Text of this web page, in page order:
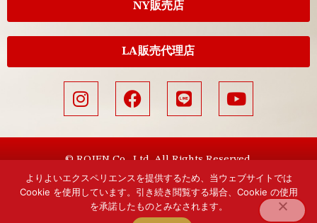
NY販売店
LA販売代理店
© ROJEN Co., Ltd. All Rights Reserved.
よりよいエクスペリエンスを提供するため、当ウェブサイトでは
Cookie を使用しています。引き続き閲覧する場合、Cookie の使用
を承諾したものとみなされます。